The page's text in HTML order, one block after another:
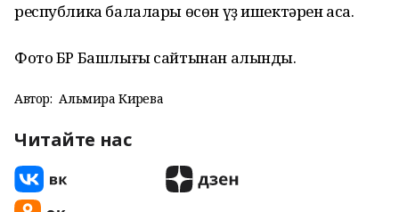
республика балалары өсөн үҙ ишектәрен аса.
Фото БР Башлығы сайтынан алынды.
Автор: Альмира Кирәева
Читайте нас